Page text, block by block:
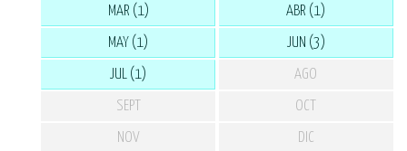
MAR (1) ABR (1)
MAY (1) JUN (3)
JUL (1) AGO
SEPT OCT
NOV DIC